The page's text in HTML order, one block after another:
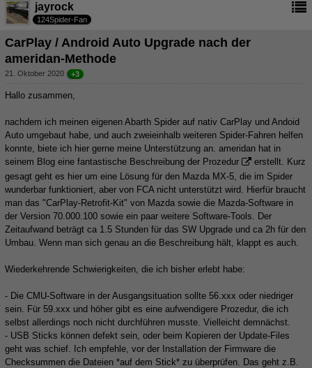
jayrock
124Spider-Fan
CarPlay / Android Auto Upgrade nach der
ameridan-Methode
21. Oktober 2020 +3
Hallo zusammen,
nachdem ich meinen eigenen Abarth Spider auf nativ CarPlay und Andoid
Auto umgebaut habe, und auch zweieinhalb weiteren Spider-Fahren helfen
konnte, biete ich hier gerne meine Unterstützung an. ameridan hat in
seinem Blog eine fantastische Beschreibung der Prozedur
erstellt. Kurz
gesagt geht es hier um eine Lösung für den Mazda MX-5, die im Spider
wunderbar funktioniert, aber von FCA nicht unterstützt wird. Hierfür braucht
man das "CarPlay-Retrofit-Kit" von Mazda sowie die Mazda-Software in
der Version 70.000.100 sowie ein paar weitere Software-Tools. Der
Zeitaufwand beträgt ca 1.5 Stunden für das SW Upgrade und ca 2h für den
Umbau. Wenn man sich genau an die Beschreibung hält, klappt es auch.
Wiederkehrende Schwierigkeiten, die ich bisher erlebt habe:
- Die CMU-Software in der Ausgangsituation sollte 56.xxx oder niedriger
sein. Für 59.xxx und höher gibt es eine aufwendigere Prozedur, die ich
selbst allerdings noch nicht durchführen musste. Vielleicht demnächst.
- USB Sticks können defekt sein, oder beim Kopieren der Update-Files
geht was schief. Ich empfehle, vor der Installation der Firmware die
Checksummen die Dateien *auf dem Stick* zu überprüfen. Das geht z.B.